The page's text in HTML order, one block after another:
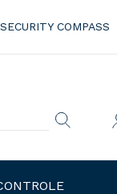
SECURITY COMPASS